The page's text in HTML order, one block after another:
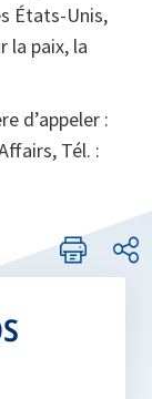
États-Unis,
la paix, la
d’appeler :
Tél. :